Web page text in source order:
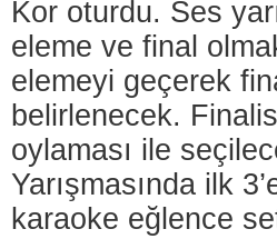
Kor oturdu. Ses
eleme ve final
elemeyi geçerek
belirlenecek.
oylaması ile
Yarışmasında ilk
karaoke eğlence